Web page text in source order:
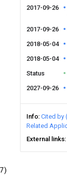
2017-09-26
2017-09-26
2018-05-04
2018-05-04
Status
2027-09-26
Info Cited by
Related
External links